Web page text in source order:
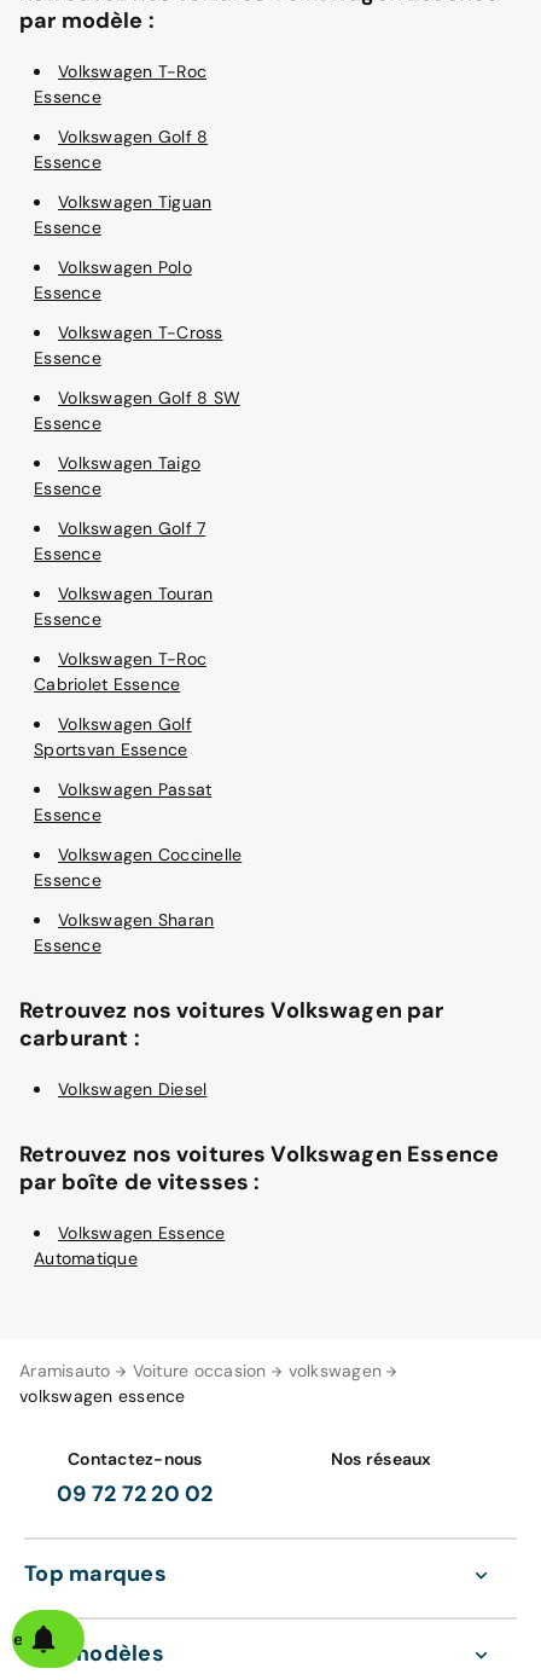
Aramisauto Voiture occasion
volkswagen
volkswagen essence
par modèle :
Volkswagen T-Roc
Essence
Volkswagen Golf 8
Essence
Volkswagen Tiguan
Essence
Volkswagen Polo
Essence
Volkswagen T-Cross
Essence
Volkswagen Golf 8 SW
Essence
Volkswagen Taigo
Essence
Volkswagen Golf 7
Essence
Volkswagen Touran
Essence
Volkswagen T-Roc
Cabriolet Essence
Volkswagen Golf
Sportsvan Essence
Volkswagen Passat
Essence
Volkswagen Coccinelle
Essence
Volkswagen Sharan
Essence
Retrouvez nos voitures Volkswagen par
carburant :
Volkswagen Diesel
Retrouvez nos voitures Volkswagen Essence
par boîte de vitesses :
Volkswagen Essence
Automatique
Contactez-nous
09 72 72 20 02
Nos réseaux
Top marques
Top modèles